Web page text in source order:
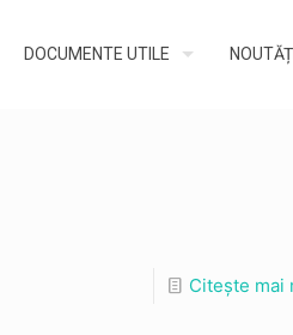
DOCUMENTE UTILE NOUTĂȚI
Citește mai